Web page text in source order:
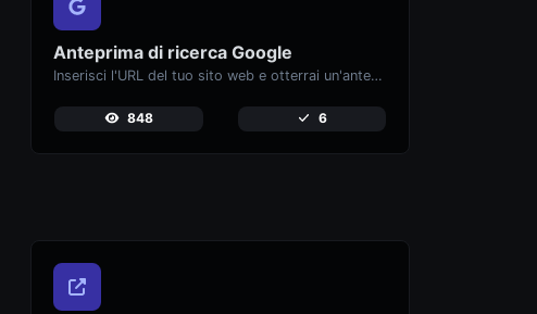
Anteprima di ricerca Google
Inserisci l'URL del tuo sito web e otterrai un'anteprima immediata di come apparirebbe quando lo trovi su Google.
848 6